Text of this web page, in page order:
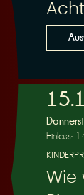
Einlass:
Wie